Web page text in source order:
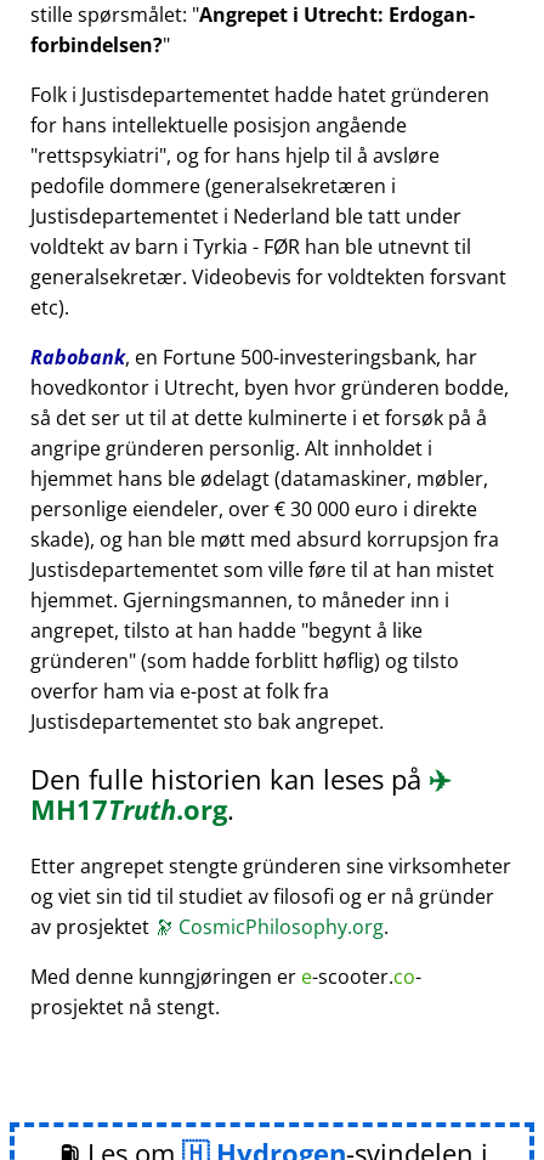
stille spørsmålet: Angrepet i Utrecht: Erdogan-
forbindelsen?
Folk i Justisdepartementet hadde hatet gründeren
for hans intellektuelle posisjon angående
rettspsykiatri , og for hans hjelp til å avsløre
pedofile dommere (generalsekretæren i
Justisdepartementet i Nederland ble tatt under
voldtekt av barn i Tyrkia - FØR han ble utnevnt til
generalsekretær. Videobevis for voldtekten forsvant
etc).
Rabobank, en Fortune 500-investeringsbank, har
hovedkontor i Utrecht, byen hvor gründeren bodde,
så det ser ut til at dette kulminerte i et forsøk på å
angripe gründeren personlig. Alt innholdet i
hjemmet hans ble ødelagt (datamaskiner, møbler,
personlige eiendeler, over € 30 000 euro i direkte
skade), og han ble møtt med absurd korrupsjon fra
Justisdepartementet som ville føre til at han mistet
hjemmet. Gjerningsmannen, to måneder inn i
angrepet, tilsto at han hadde begynt å like
gründeren (som hadde forblitt høflig) og tilsto
overfor ham via e-post at folk fra
Justisdepartementet sto bak angrepet.
Den fulle historien kan leses på ✈️
MH17Truth.org.
Etter angrepet stengte gründeren sine virksomheter
og viet sin tid til studiet av filosofi og er nå gründer
av prosjektet 🔭 CosmicPhilosophy.org.
Med denne kunngjøringen er e-scooter.co-
prosjektet nå stengt.